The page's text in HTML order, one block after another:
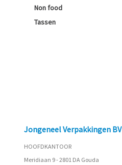
Non food
Tassen
Jongeneel Verpakkingen BV
HOOFDKANTOOR
Meridiaan 9 - 2801 DA Gouda